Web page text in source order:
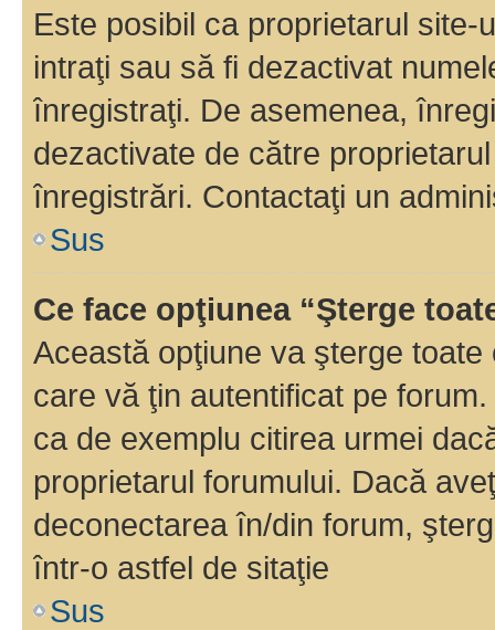
Este posibil ca proprietarul
intraţi sau să fi dezactivat
înregistraţi. De asemenea,
dezactivate de către
înregistrări. Contactaţi un
Sus
Ce face opţiunea “Şterge
Această opţiune va şterge
care vă ţin autentificat pe
ca de exemplu citirea urmei
proprietarul forumului. Dacă
deconectarea în/din forum,
într-o astfel de sitaţie
Sus